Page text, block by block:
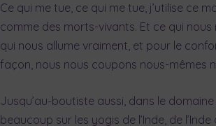
Ce qui me tue, ce qui me tue, j’utilise ce
comme des morts-vivants. Et ce qui
qui nous allume vraiment, et pour le
façon, nous nous coupons nous-mêmes
Jusqu’au-boutiste aussi, dans le
beaucoup sur les yogis de l’Inde, de